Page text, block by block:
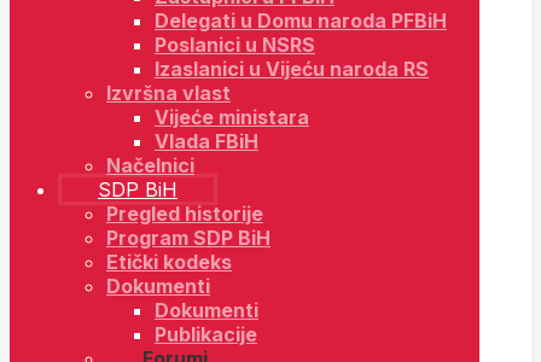
Delegati u Domu naroda PFBiH
Poslanici u NSRS
Izaslanici u Vijeću naroda RS
Izvršna vlast
Vijeće ministara
Vlada FBiH
Načelnici
SDP BiH
Pregled historije
Program SDP BiH
Etički kodeks
Dokumenti
Dokumenti
Publikacije